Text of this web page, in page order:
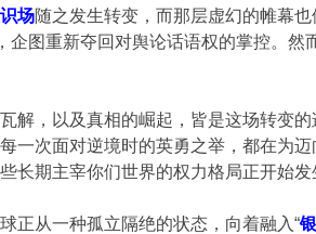
场随之发生转变，而那层虚幻的帷幕
图重新夺回对舆论话语权的掌控。
解，以及真相的崛起，皆是这场转变
一次面对逆境时的英勇之举，都在为
长期主宰你们世界的权力格局正开始发
正从一种孤立隔绝的状态，向着融入“